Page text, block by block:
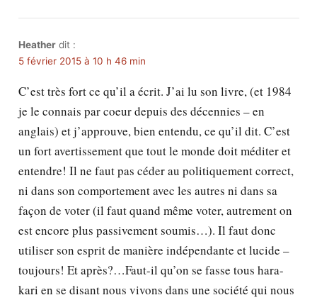
Heather dit :
5 février 2015 à 10 h 46 min
C’est très fort ce qu’il a écrit. J’ai lu son livre, (et 1984
je le connais par coeur depuis des décennies – en
anglais) et j’approuve, bien entendu, ce qu’il dit. C’est
un fort avertissement que tout le monde doit méditer et
entendre! Il ne faut pas céder au politiquement correct,
ni dans son comportement avec les autres ni dans sa
façon de voter (il faut quand même voter, autrement on
est encore plus passivement soumis…). Il faut donc
utiliser son esprit de manière indépendante et lucide –
toujours! Et après?…Faut-il qu’on se fasse tous hara-
kari en se disant nous vivons dans une société qui nous